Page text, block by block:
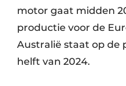
motor gaat midden
productie voor de
Australië staat op de
helft van 2024.